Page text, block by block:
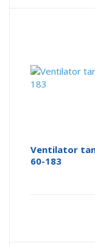
Ventilator
60-183